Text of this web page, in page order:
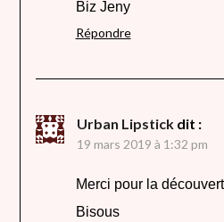
Biz Jeny
Répondre
Urban Lipstick dit :
19 mars 2019 à 1:32 pm
Merci pour la
Bisous